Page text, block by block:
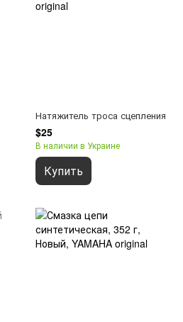
Натяжитель троса сцепления
$25
В наличии в Украине
Купить